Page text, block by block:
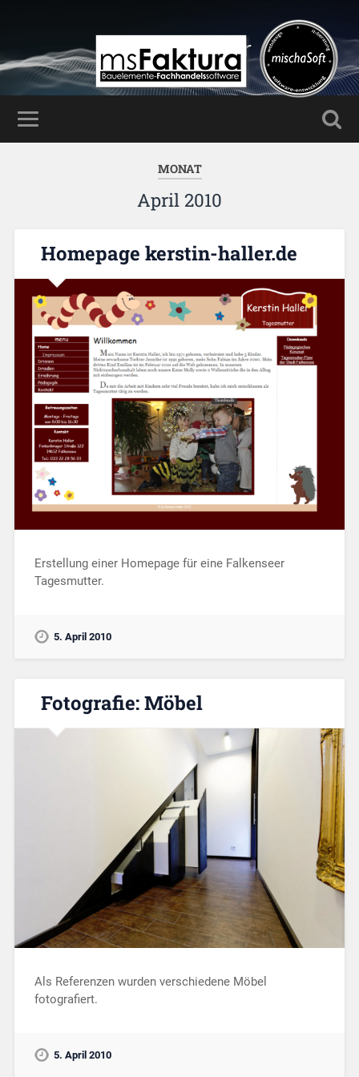
Mischa Haller
MONAT
April 2010
Homepage kerstin-haller.de
Erstellung einer Homepage für eine Falkenseer
Tagesmutter.
5. April 2010
Fotografie: Möbel
Als Referenzen wurden verschiedene Möbel
fotografiert.
5. April 2010